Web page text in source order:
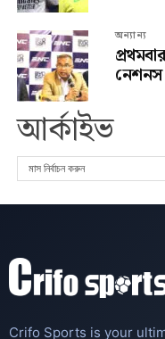
অন্যান্য
নেশনস
আর্কাইভ
Crifo Sports is your